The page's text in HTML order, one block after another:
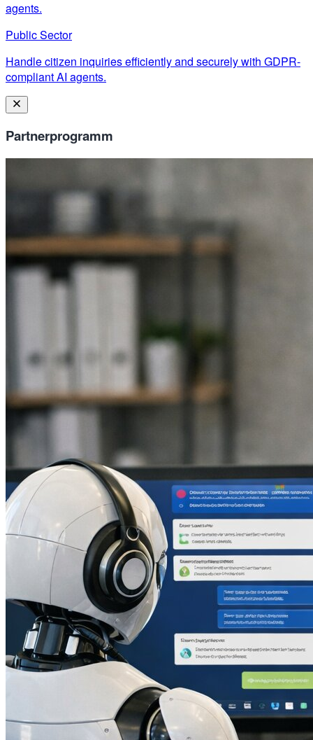
agents.
Public Sector
Handle citizen inquiries efficiently and securely with GDPR-
compliant AI agents.
Partnerprogramm